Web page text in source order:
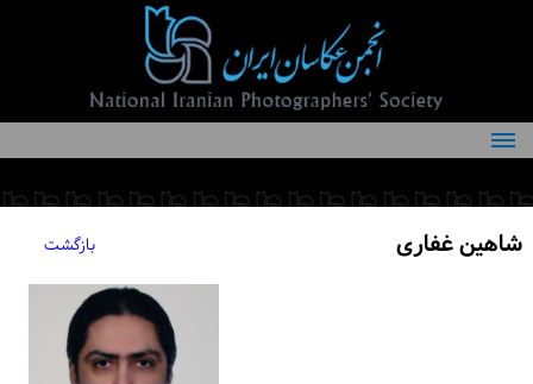
درباره انجمن
کمیته‌های انجمن
شاهین غفاری بازگشت